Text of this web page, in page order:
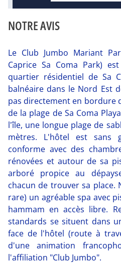
NOTRE AVIS
Le Club Jumbo Mariant
Caprice Sa Coma Park)
quartier résidentiel de Sa
balnéaire dans le Nord Est
pas directement en bordure
de la plage de Sa Coma
l'île, une longue plage de
mètres. L'hôtel est sans
conforme avec des
rénovées et autour de sa
arboré propice au
chacun de trouver sa place.
rare) un agréable spa avec
hammam en accès libre.
standards se situent dans
face de l'hôtel (route à
d'une animation
l'affiliation "Club Jumbo".